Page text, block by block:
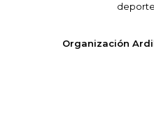
Organización